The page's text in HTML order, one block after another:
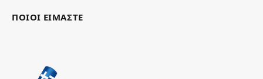
ΠΟΙΟΙ ΕΙΜΑΣΤΕ